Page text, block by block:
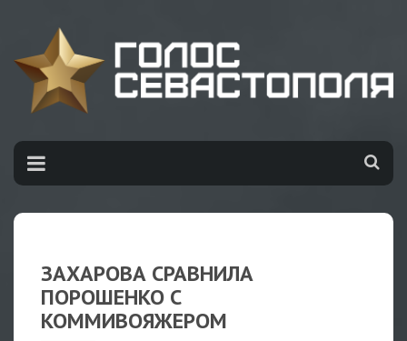
ЗАХАРОВА СРАВНИЛА
ПОРОШЕНКО С
КОММИВОЯЖЕРОМ